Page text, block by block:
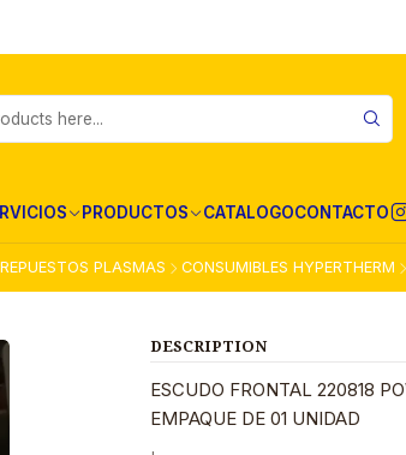
PRODUCTOS CATALOGOCONTACTO
PLASMAS CONSUMIBLES HYPERTHERM
DESCRIPTION
ESCUDO FRONTAL 220818
EMPAQUE DE 01 UNIDAD